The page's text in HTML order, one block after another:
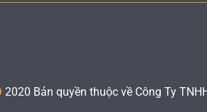
2020 Bản quyền thuộc về Công Ty